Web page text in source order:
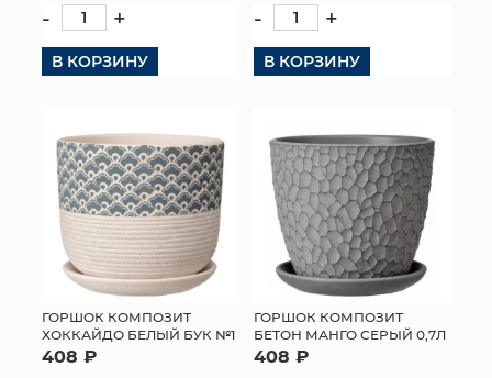
- +
В КОРЗИНУ
- +
В КОРЗИНУ
ГОРШОК КОМПОЗИТ
ХОККАЙДО БЕЛЫЙ БУК №1
408 ₽
ГОРШОК КОМПОЗИТ
БЕТОН МАНГО СЕРЫЙ 0,7Л
408 ₽